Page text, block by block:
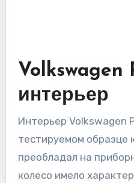
Volkswagen
интерьер
Интерьер Volkswagen
тестируемом образце
преобладал на
колесо имело